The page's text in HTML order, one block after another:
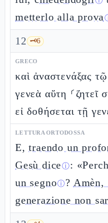
metterlo alla prova
12 🗝️6
GRECO
καὶ ἀναστενάξας
γενεὰ αὕτη ⸂ζητεῖ
εἰ δοθήσεται τῇ
LETTURA ORTODOSSA
E,traendo un
Gesù diceⓘ:
un segnoⓘ?
generazione non